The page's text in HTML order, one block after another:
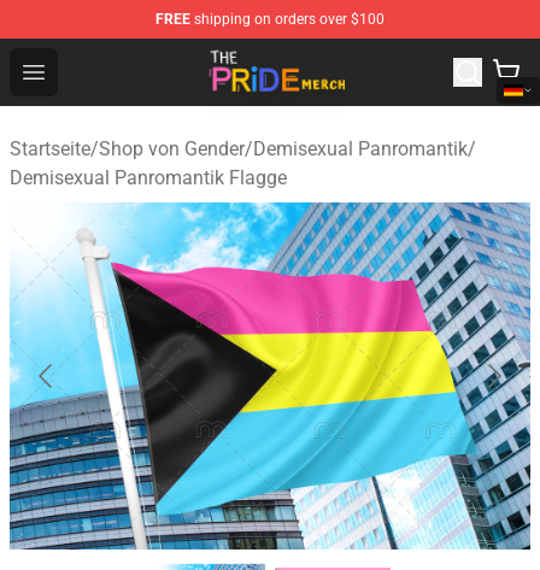
FREE shipping on orders over $100
Open menu
The Pride Shop - Official The Pride Merchandise Store
Startseite/Shop von Gender/Demisexual Panromantik/
Demisexual Panromantik Flagge